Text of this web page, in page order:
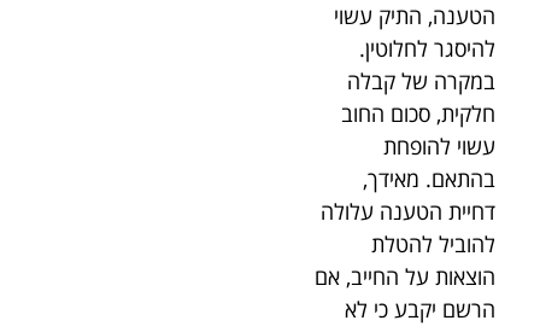
הטענה, התיק עשוי
להיסגר לחלוטין.
במקרה של קבלה
חלקית, סכום החוב
עשוי להופחת
בהתאם. מאידך,
דחיית הטענה עלולה
להוביל להטלת
הוצאות על החייב, אם
הרשם יקבע כי לא